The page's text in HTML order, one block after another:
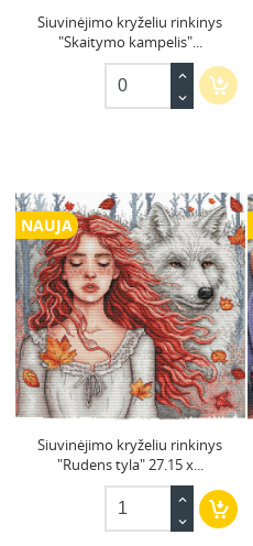
Siuvinėjimo kryželiu rinkinys
"Skaitymo kampelis"...
NAUJA
Siuvinėjimo kryželiu rinkinys
"Rudens tyla" 27.15 x...